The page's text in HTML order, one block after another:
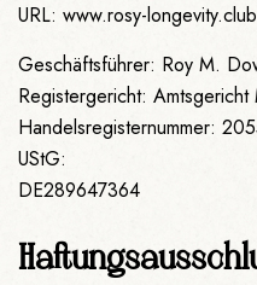
URL: www.rosy-longevity.club
Geschäftsführer: Roy M.
Registergericht: Amtsgericht
Handelsregisternummer:
UStG:
DE289647364